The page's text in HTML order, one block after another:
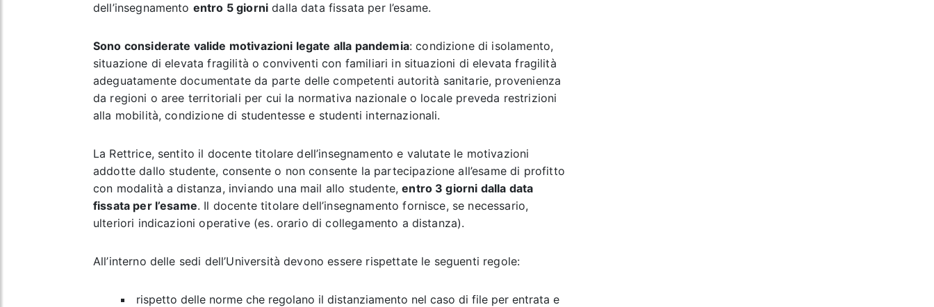
dell’insegnamento entro 5 giorni dalla data fissata per l’esame.
Sono considerate valide motivazioni legate alla pandemia: condizione di isolamento,
situazione di elevata fragilità o conviventi con familiari in situazioni di elevata fragilità
adeguatamente documentate da parte delle competenti autorità sanitarie, provenienza
da regioni o aree territoriali per cui la normativa nazionale o locale preveda restrizioni
alla mobilità, condizione di studentesse e studenti internazionali.
La Rettrice, sentito il docente titolare dell’insegnamento e valutate le motivazioni
addotte dallo studente, consente o non consente la partecipazione all’esame di profitto
con modalità a distanza, inviando una mail allo studente,entro 3 giorni dalla data
fissata per l’esame. Il docente titolare dell’insegnamento fornisce, se necessario,
ulteriori indicazioni operative (es. orario di collegamento a distanza).
All’interno delle sedi dell’Università devono essere rispettate le seguenti regole:
rispetto delle norme che regolano il distanziamento nel caso di file per entrata e